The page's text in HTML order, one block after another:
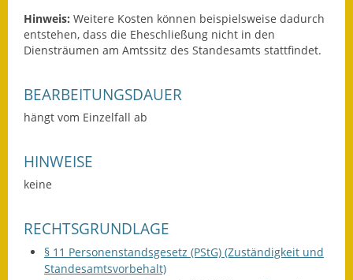
Notruftafel
Ortsrecht
Wahlen
Hinweis: Weitere Kosten können beispielsweise dadurch
entstehen, dass die Eheschließung nicht in den
Diensträumen am Amtssitz des Standesamts stattfindet.
BEARBEITUNGSDAUER
hängt vom Einzelfall ab
HINWEISE
keine
RECHTSGRUNDLAGE
§ 11 Personenstandsgesetz (PStG) (Zuständigkeit und
Standesamtsvorbehalt)